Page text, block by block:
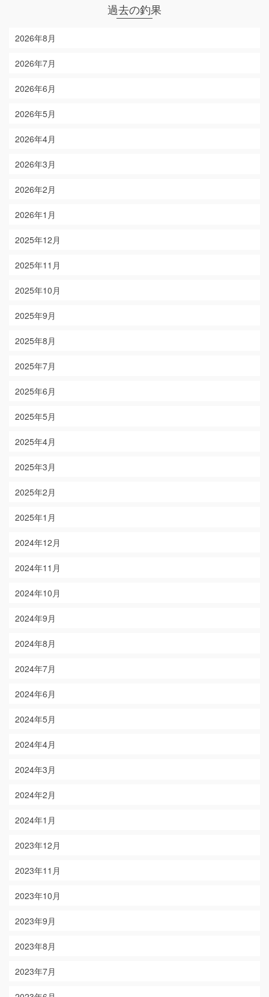
過去の釣果
2026年8月
2026年7月
2026年6月
2026年5月
2026年4月
2026年3月
2026年2月
2026年1月
2025年12月
2025年11月
2025年10月
2025年9月
2025年8月
2025年7月
2025年6月
2025年5月
2025年4月
2025年3月
2025年2月
2025年1月
2024年12月
2024年11月
2024年10月
2024年9月
2024年8月
2024年7月
2024年6月
2024年5月
2024年4月
2024年3月
2024年2月
2024年1月
2023年12月
2023年11月
2023年10月
2023年9月
2023年8月
2023年7月